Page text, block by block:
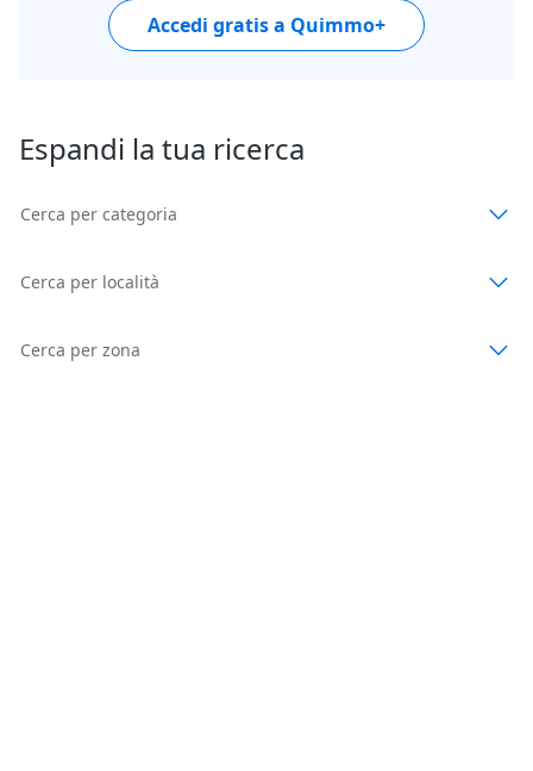
Accedi gratis a Quimmo+
Espandi la tua ricerca
Cerca per categoria
Cerca per località
Cerca per zona